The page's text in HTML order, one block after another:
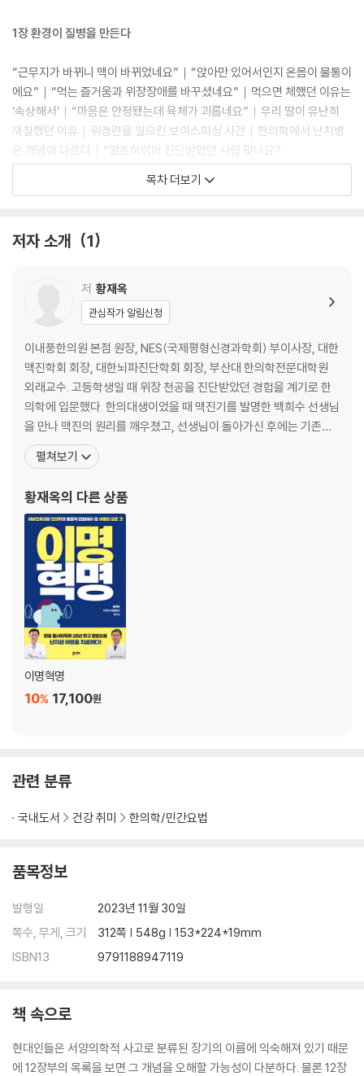
1장 환경이 질병을 만든다
“근무지가 바뀌니 맥이 바뀌었네요”｜“앉아만 있어서인지 온몸이 물통이
에요”｜“먹는 즐거움과 위장장애를 바꾸셨네요”｜먹으면 체했던 이유는
‘속상해서’｜“마음은 안정됐는데 육체가 괴롭네요”｜우리 딸이 유난히
까칠했던 이유｜위경련을 일으킨 보이스피싱 사건｜한의학에서 난치병
은 개념이 다르다｜“알츠하이머 진단받았던 사람 맞나요?
2장 오장육부의 기능을 한눈에 바라본다
자는 기장부, 여자는 혈장부 위주로｜오장의 문제인가, 육부의 문제인가
기능적 관점에서 보면 난치병도 고친다
3장 12장부는 관계성을 가진다
상초와 하초는 밸런스를 이뤄야 한다｜심장은 12장부의 사령탑이다｜폐
는 기를 관장하는 으뜸 기관이다｜간은 몸을 방어하는 장군과 같다｜비장
맥에서 뇌의 활동을 본다｜신장과 방광은 비뇨기와 척추를 본다｜육부에
병이 있는데 원인은 오장에 있다?
4장 마음이 다쳐서 몸이 아픈 사람들
마음속 깊은 상처는 맥에 나타난다｜퇴근하면 집에 가서 또 일해야 하는
워킹맘｜아프진 않지만 심장이 추운 사람들｜엄마 아빠가 행복하면 아이
도 행복하다｜엄마의 욕심과 아이의 희망이 충돌할 때｜꽁한 남자, 여성
스러운 남자｜치료를 위해 일을 그만둘 수 있을까
5장 12장부를 이해하면 양생법이 보인다
무리하면 기력이 딸려 폐가 싫어한다｜팔다리를 움직여야 비장이 건강하
다｜마음의 상처는 심장에 타격을 입힌다｜화를 다스리지 못하면 간담이
상한다｜낮밤의 구별이 있어야 신장이 편안하다｜위와 장은 찬물에 괴로
워한다｜허리를 숙이고 걸으면 인생도 꺾인다
목차 더보기
저자 소개 1
저 황재옥
관심작가 알림신청
이내풍한의원 본점 원장, NES(국제평형신경과학회) 부이사장, 대한
맥진학회 회장, 대한뇌파진단학회 회장, 부산대 한의학전문대학원
외래교수. 고등학생일 때 위장 천공을 진단받았던 경험을 계기로 한
의학에 입문했다. 한의대생이었을 때 맥진기를 발명한 백희수 선생님
을 만나 맥진의 원리를 깨우쳤고, 선생님이 돌아가신 후에는 기존의
맥진기를 디지털화한 심안맥진기를 개발해 40년 가까이 임상 데이
터를 쌓았다. 30여 년 전 이명 때문에 농약 음독, 한강 투신, 수면제
다. 그 뒤로 중국으로 일본으로, 동양의학이든 서양의
펼쳐보기
황재옥의 다른 상품
이명혁명
17,100원
10%
관련 분류
국내도서 건강 취미 한의학/민간요법
품목정보
발행일
2023년 11월 30일
쪽수, 무게, 크기
312쪽 | 548g | 153*224*19mm
ISBN13
9791188947119
책 속으로
현대인들은 서양의학적 사고로 분류된 장기의 이름에 익숙해져 있기 때문
에 12장부의 목록을 보면 그 개념을 오해할 가능성이 다분하다. 물론 12장